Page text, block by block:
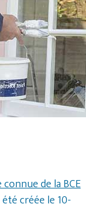
de la BCE
créée le 10-